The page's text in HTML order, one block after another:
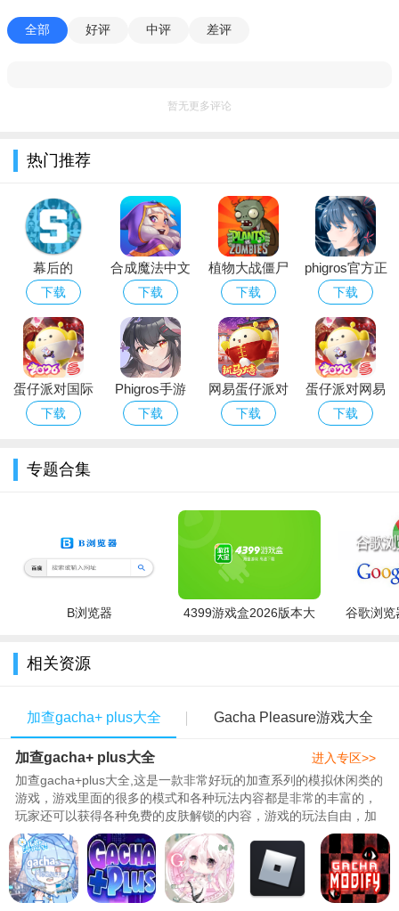
的更好看些。
3、熟悉的卡通风格人物角色形象设计，感受经典的加查游戏
风格乐趣。
全部 好评 中评 差评
暂无更多评论
热门推荐
幕后的
Nextbots沙盒
游戏安卓最新
版本
下载
合成魔法中文
版
下载
植物大战僵尸
经典版下载安
装免费
下载
phigros官方正
版下载2026最
新版安卓版
下载
蛋仔派对国际
服Eggy Party
版
下载
Phigros手游
官方下载最新
下载
网易蛋仔派对
游戏免费版下
下载
蛋仔派对网易
版下载安卓正
下载
专题合集
B浏览器
4399游戏盒2026版本大
谷歌浏览
相关资源
加查gacha+ plus大全 Gacha Pleasure游戏大全
加查gacha+ plus大全
加查gacha+plus大全,这是一款非常好玩的加查系列的模拟休闲类的
游戏，游戏里面的很多的模式和各种玩法内容都是非常的丰富的，
玩家还可以获得各种免费的皮肤解锁的内容，游戏的玩法自由，加
入了更多新的元素以及服装装备，音乐节奏非常的有代入感，289
为你们带来了加查gacha+plus大全，里面包含了最新版、官方版、
免费版等等内容，喜欢的快来289下载体验吧。..
进入专区>>